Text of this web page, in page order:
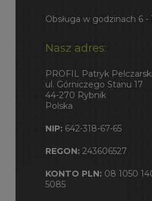
Obsługa w godzinach 6 -
Nasz adres:
PROFIL Patryk Pelczarski
ul. Górniczego Stanu 17
44-270 Rybnik
Polska
NIP: 642-318-67-65
REGON: 243606527
KONTO PLN: 08 1050
5085